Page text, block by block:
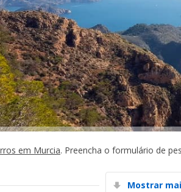
em Murcia. Preencha o formulário de
Mostrar